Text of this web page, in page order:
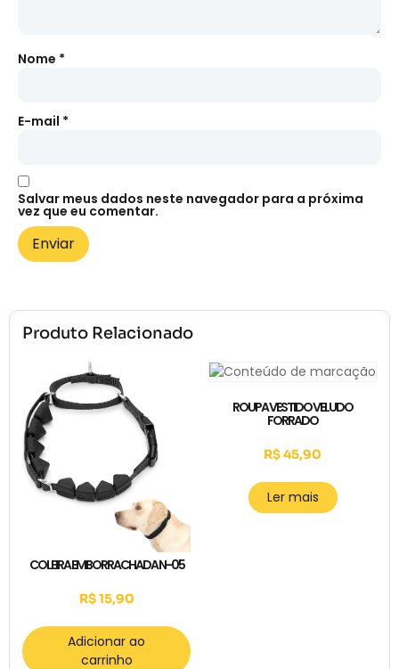
Produto Relacionado
COLEIRA EMBORRACHADA N-05
R$15,90
Adicionar ao
carrinho
ROUPA VESTIDO VELUDO
FORRADO
R$45,90
Ler mais
Nome *
E-mail *
Salvar meus dados neste navegador para a próxima
vez que eu comentar.